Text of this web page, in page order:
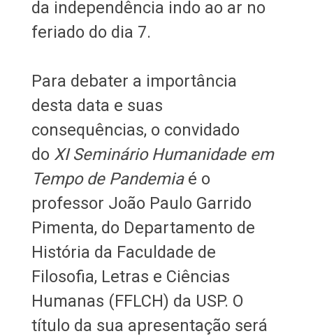
da independência indo ao ar no
feriado do dia 7.
Para debater a importância
desta data e suas
consequências, o convidado
do XI Seminário Humanidade em
Tempo de Pandemia é o
professor João Paulo Garrido
Pimenta, do Departamento de
História da Faculdade de
Filosofia, Letras e Ciências
Humanas (FFLCH) da USP. O
título da sua apresentação será